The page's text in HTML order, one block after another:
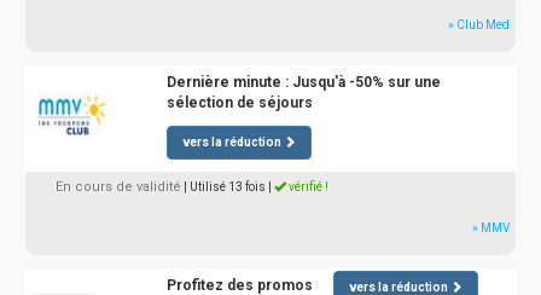
» Club Med
Dernière minute : Jusqu'à -50% sur une
sélection de séjours
vers la réduction
En cours de validité | Utilisé 13 fois vérifié !
» MMV
Profitez des promos vers la réduction